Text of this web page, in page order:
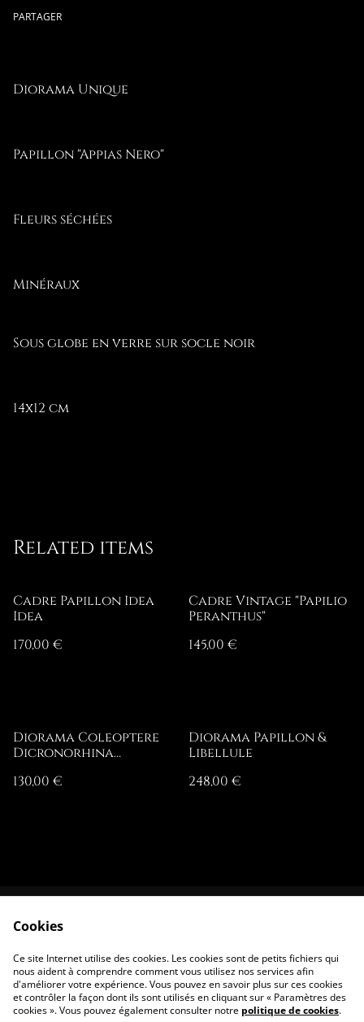
PARTAGER
Diorama Unique
Papillon "Appias Nero"
Fleurs séchées
Minéraux
Sous globe en verre sur socle noir
14x12 cm
Related items
Cadre Papillon Idea
Idea
170,00 €
Cadre Vintage "Papilio
Peranthus"
145,00 €
Diorama Coleoptere
Dicronorhina
130,00 €
Diorama Papillon &
Libellule
248,00 €
Contactez-nous
confidentialité
cookies
Cookies
Ce site Internet utilise des cookies. Les cookies sont de petits fichiers qui
nous aident à comprendre comment vous utilisez nos services afin
d'améliorer votre expérience. Vous pouvez en savoir plus sur ces cookies
et contrôler la façon dont ils sont utilisés en cliquant sur « Paramètres des
cookies ». Vous pouvez également consulter notre politique de cookies.